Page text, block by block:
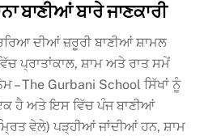
ਬਾਣੀਆਂ ਬਾਰੇ ਜਾਣਕਾਰੀ
ਦੀਆਂ ਜ਼ਰੂਰੀ ਬਾਣੀਆਂ ਸ਼ਾਮਲ
ਪ੍ਰਾਤਾਂਕਾਲ, ਸ਼ਾਮ ਅਤੇ ਰਾਤ ਸਮੇਂ
– The Gurbani School ਸਿੱਖਾਂ ਨੂੰ
ਹੈ ਅਤੇ ਇਸ ਵਿੱਚ ਪੰਜ ਬਾਣੀਆਂ
ਵੇਲੇ) ਪੜ੍ਹੀਆਂ ਜਾਂਦੀਆਂ ਹਨ, ਸ਼ਾਮ